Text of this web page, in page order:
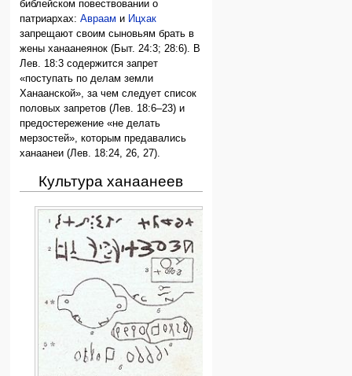
библейском повествовании о
патриархах:Авраам и Ицхак
запрещают своим сыновьям брать в
жены ханаанеянок (Быт. 24:3; 28:6). В
Лев. 18:3 содержится запрет
«поступать по делам земли
Ханаанской», за чем следует список
половых запретов (Лев. 18:6–23) и
предостережение «не делать
мерзостей», которым предавались
ханаанеи (Лев. 18:24, 26, 27).
Культура ханаанеев